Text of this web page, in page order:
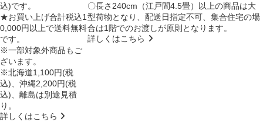
込)です。
★お買い上げ合計税込1
0,000円以上で送料無料
です。
※一部対象外商品もご
ざいます。
※北海道1,100円(税
込)、沖縄2,200円(税
込)、離島は別途見積
り。
詳しくはこちら
〇長さ240cm（江戸間4.5畳）以上の商品は大
型荷物となり、配送日指定不可 、集合住宅の場
合は1階でのお渡しが原則となります。
詳しくはこちら